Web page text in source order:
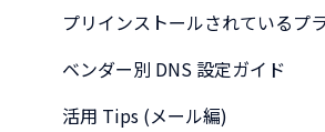
プリインストールされているプ
ベンダー別 DNS 設定ガイド
活用 Tips (メール編)